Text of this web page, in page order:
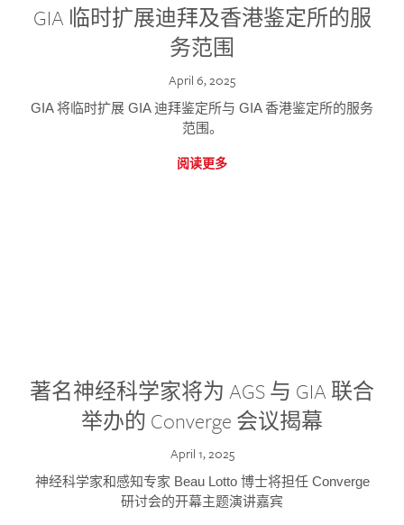
GIA 临时扩展迪拜及香港鉴定所的服
务范围
April 6, 2025
GIA 将临时扩展 GIA 迪拜鉴定所与 GIA 香港鉴定所的服务
范围。
阅读更多
著名神经科学家将为 AGS 与 GIA 联合
举办的 Converge 会议揭幕
April 1, 2025
神经科学家和感知专家 Beau Lotto 博士将担任 Converge
研讨会的开幕主题演讲嘉宾